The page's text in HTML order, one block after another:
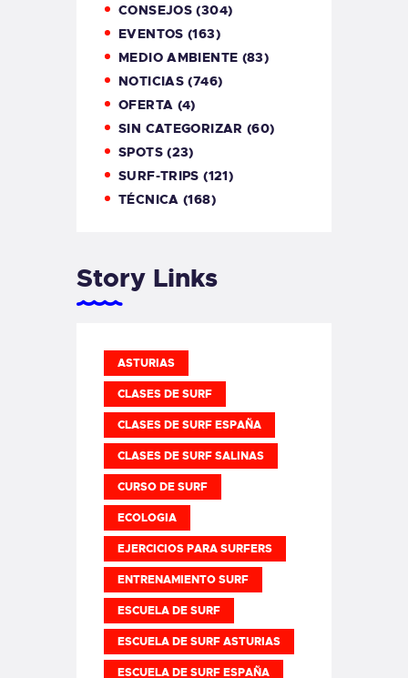
CONSEJOS (304)
EVENTOS (163)
MEDIO AMBIENTE (83)
NOTICIAS (746)
OFERTA (4)
SIN CATEGORIZAR (60)
SPOTS(23)
SURF-TRIPS (121)
TÉCNICA (168)
Story Links
ASTURIAS
CLASES DE SURF
CLASES DE SURF ESPAÑA
CLASES DE SURF SALINAS
CURSO DE SURF
ECOLOGIA
EJERCICIOS PARA SURFERS
ENTRENAMIENTO SURF
ESCUELA DE SURF
ESCUELA DE SURF ASTURIAS
ESCUELA DE SURF ESPAÑA